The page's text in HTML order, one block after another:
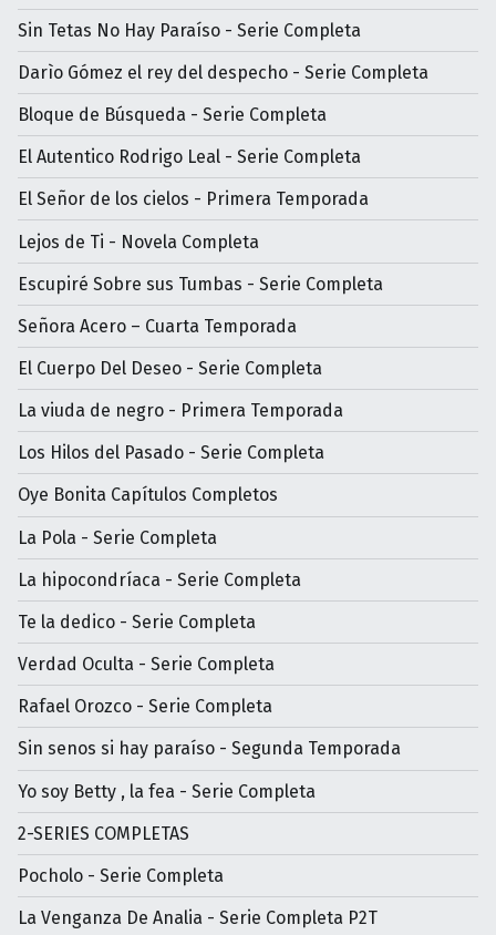
Sin Tetas No Hay Paraíso - Serie Completa
Darìo Gómez el rey del despecho - Serie Completa
Bloque de Búsqueda - Serie Completa
El Autentico Rodrigo Leal - Serie Completa
El Señor de los cielos - Primera Temporada
Lejos de Ti - Novela Completa
Escupiré Sobre sus Tumbas - Serie Completa
Señora Acero – Cuarta Temporada
El Cuerpo Del Deseo - Serie Completa
La viuda de negro - Primera Temporada
Los Hilos del Pasado - Serie Completa
Oye Bonita Capítulos Completos
La Pola - Serie Completa
La hipocondríaca - Serie Completa
Te la dedico - Serie Completa
Verdad Oculta - Serie Completa
Rafael Orozco - Serie Completa
Sin senos si hay paraíso - Segunda Temporada
Yo soy Betty , la fea - Serie Completa
2-SERIES COMPLETAS
Pocholo - Serie Completa
La Venganza De Analia - Serie Completa P2T